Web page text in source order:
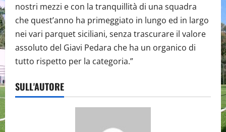
nostri mezzi e con la tranquillità di una squadra
che quest’anno ha primeggiato in lungo ed in largo
nei vari parquet siciliani, senza trascurare il valore
assoluto del Giavi Pedara che ha un organico di
tutto rispetto per la categoria.”
SULL'AUTORE